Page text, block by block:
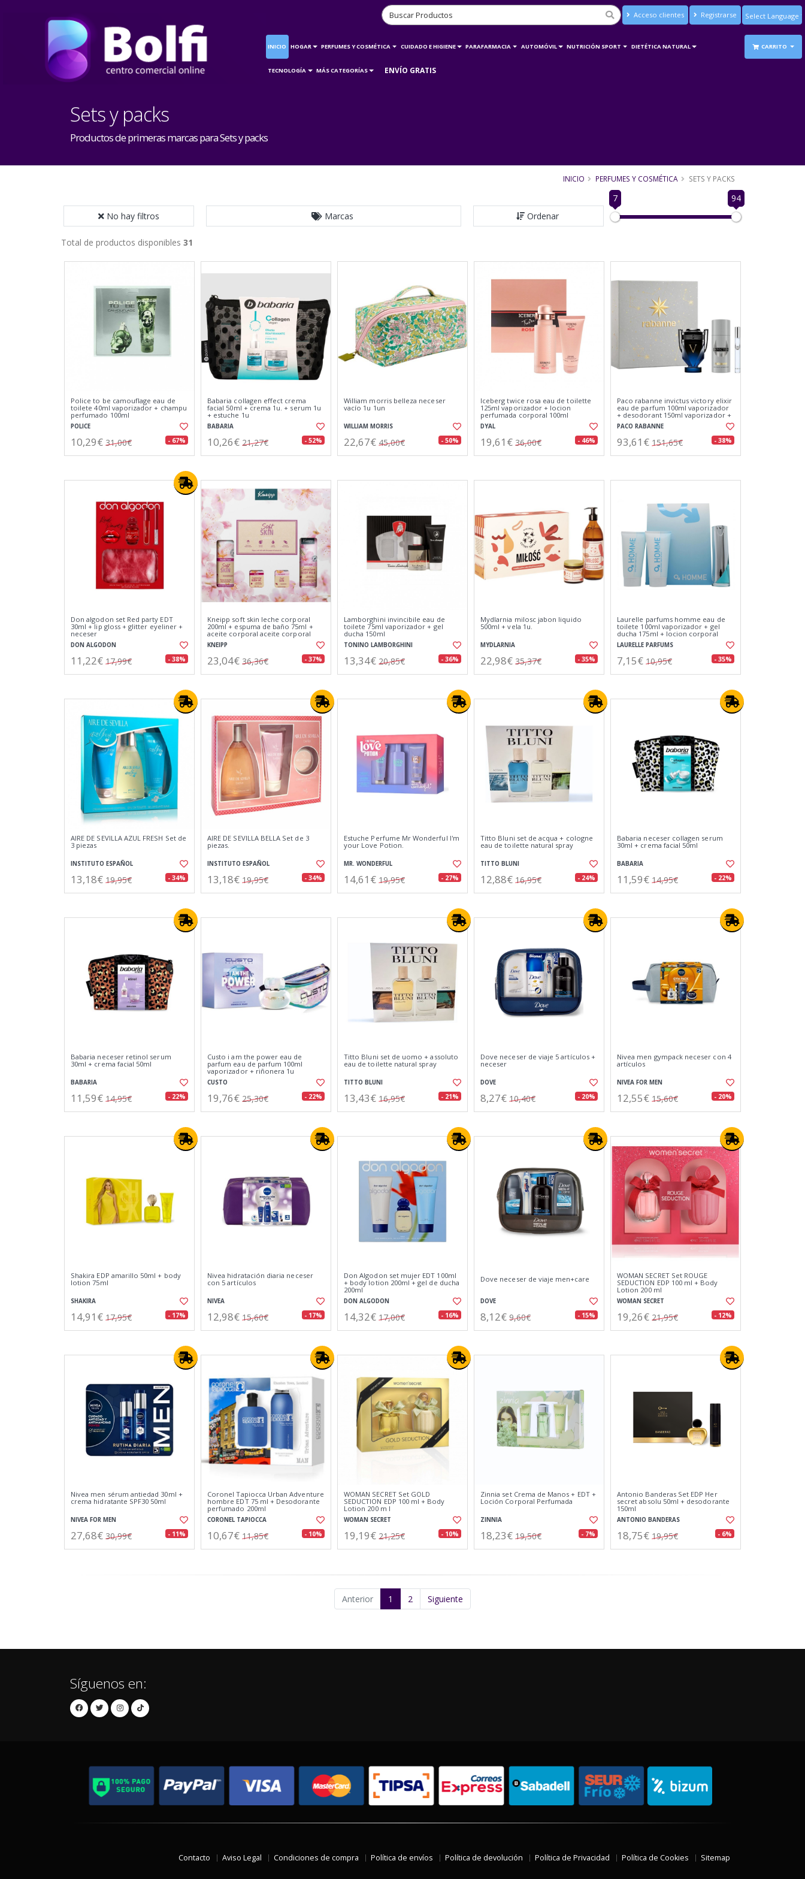
Acceso clientes Registrarse
Translate
INICIO HOGAR PERFUMES Y COSMÉTICA CUIDADO E HIGIENE PARAFARMACIA AUTOMÓVIL NUTRICIÓN SPORT DIETÉTICA NATURAL
TECNOLOGÍA MÁS CATEGORÍAS ENVÍO GRATIS
CARRITO
Sets y packs
Productos de primeras marcas para Sets y packs
INICIO PERFUMES Y COSMÉTICA SETS Y PACKS
No hay filtros Marcas Ordenar
7 94
Total de productos disponibles 31
Police to be camouflage eau de
toilete 40ml vaporizador + champu
perfumado 100ml
POLICE
10,29€ 31,00€ - 67%
Babaria collagen effect crema
facial 50ml + crema 1u. + serum 1u
+ estuche 1u
BABARIA
10,26€ 21,27€ - 52%
William morris belleza neceser
vacío 1u 1un
WILLIAM MORRIS
22,67€ 45,00€ - 50%
Iceberg twice rosa eau de toilette
125ml vaporizador + locion
perfumada corporal 100ml
DYAL
19,61€ 36,00€ - 46%
Paco rabanne invictus victory elixir
eau de parfum 100ml vaporizador
+ desodorant 150ml vaporizador +
miniatura 10ml
PACO RABANNE
93,61€ 151,65€ - 38%
Don algodon set Red party EDT
30ml + lip gloss + glitter eyeliner +
neceser
DON ALGODON
11,22€ 17,99€ - 38%
Kneipp soft skin leche corporal
200ml + espuma de baño 75ml +
aceite corporal aceite corporal
20ml + aceite de masaje 20ml
KNEIPP
23,04€ 36,36€ - 37%
Lamborghini invincibile eau de
toilete 75ml vaporizador + gel
ducha 150ml
TONINO LAMBORGHINI
13,34€ 20,85€ - 36%
Mydlarnia milosc jabon liquido
500ml + vela 1u.
MYDLARNIA
22,98€ 35,37€ - 35%
Laurelle parfums homme eau de
toilete 100ml vaporizador + gel
ducha 175ml + locion corporal
175ml
LAURELLE PARFUMS
7,15€ 10,95€ - 35%
AIRE DE SEVILLA AZUL FRESH Set de
3 piezas
INSTITUTO ESPAÑOL
13,18€ 19,95€ - 34%
AIRE DE SEVILLA BELLA Set de 3
piezas.
INSTITUTO ESPAÑOL
13,18€ 19,95€ - 34%
Estuche Perfume Mr Wonderful I'm
your Love Potion.
MR. WONDERFUL
14,61€ 19,95€ - 27%
Titto Bluni set de acqua + cologne
eau de toilette natural spray
TITTO BLUNI
12,88€ 16,95€ - 24%
Babaria neceser collagen serum
30ml + crema facial 50ml
BABARIA
11,59€ 14,95€ - 22%
Babaria neceser retinol serum
30ml + crema facial 50ml
BABARIA
11,59€ 14,95€ - 22%
Custo i am the power eau de
parfum eau de parfum 100ml
vaporizador + riñonera 1u
CUSTO
19,76€ 25,30€ - 22%
Titto Bluni set de uomo + assoluto
eau de toilette natural spray
TITTO BLUNI
13,43€ 16,95€ - 21%
Dove neceser de viaje 5 artículos +
neceser
DOVE
8,27€ 10,40€ - 20%
Nivea men gympack neceser con 4
artículos
NIVEA FOR MEN
12,55€ 15,60€ - 20%
Shakira EDP amarillo 50ml + body
lotion 75ml
SHAKIRA
14,91€ 17,95€ - 17%
Nivea hidratación diaria neceser
con 5 artículos
NIVEA
12,98€ 15,60€ - 17%
Don Algodon set mujer EDT 100ml
+ body lotion 200ml + gel de ducha
200ml
DON ALGODON
14,32€ 17,00€ - 16%
Dove neceser de viaje men+care
DOVE
8,12€ 9,60€ - 15%
WOMAN SECRET Set ROUGE
SEDUCTION EDP 100 ml + Body
Lotion 200 ml
WOMAN SECRET
19,26€ 21,95€ - 12%
Nivea men sérum antiedad 30ml +
crema hidratante SPF30 50ml
NIVEA FOR MEN
27,68€ 30,99€ - 11%
Coronel Tapiocca Urban Adventure
hombre EDT 75 ml + Desodorante
perfumado 200ml
CORONEL TAPIOCCA
10,67€ 11,85€ - 10%
WOMAN SECRET Set GOLD
SEDUCTION EDP 100 ml + Body
Lotion 200 m l
WOMAN SECRET
19,19€ 21,25€ - 10%
Zinnia set Crema de Manos + EDT +
Loción Corporal Perfumada
ZINNIA
18,23€ 19,50€ - 7%
Antonio Banderas Set EDP Her
secret absolu 50ml + desodorante
150ml
ANTONIO BANDERAS
18,75€ 19,95€ - 6%
Anterior 1 2 Siguiente
Síguenos en:
Contacto Aviso Legal Condiciones de compra Política de envíos Política de devolución Política de Privacidad Política de Cookies Sitemap